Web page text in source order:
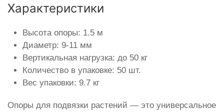
Характеристики
Высота опоры: 1.5 м
Диаметр: 9-11 мм
Вертикальная нагрузка: до 50 кг
Количество в упаковке: 50 шт.
Вес упаковки: 9.7 кг
Опоры для подвязки растений — это универсальное